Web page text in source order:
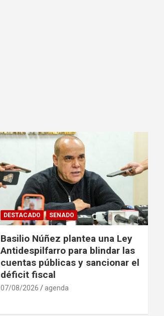
DESTACADO SENADO
Basilio Núñez plantea una Ley
Antidespilfarro para blindar las
cuentas públicas y sancionar el
déficit fiscal
07/08/2026 agenda